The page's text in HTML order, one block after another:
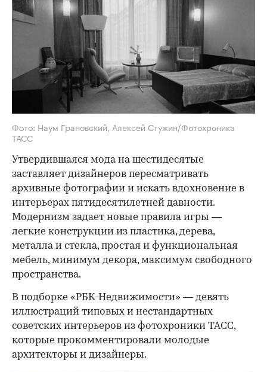
Фото: Наум Грановский, Алексей Стужин/Фотохроника
ТАСС
Утвердившаяся мода на шестидесятые
заставляет дизайнеров пересматривать
архивные фотографии и искать вдохновение в
интерьерах пятидесятилетней давности.
Модернизм задает новые правила игры —
легкие конструкции из пластика, дерева,
металла и стекла, простая и функциональная
мебель, минимум декора, максимум свободного
пространства.
В подборке «РБК-Недвижимости» — девять
иллюстраций типовых и нестандартных
советских интерьеров из фотохроники ТАСС,
которые прокомментировали молодые
архитекторы и дизайнеры.